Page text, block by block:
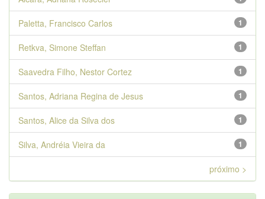
1
Paletta, Francisco Carlos
1
Retkva, Simone Steffan
1
Saavedra Filho, Nestor Cortez
1
Santos, Adriana Regina de Jesus
1
Santos, Alice da Silva dos
1
Silva, Andréia Vieira da
próximo >